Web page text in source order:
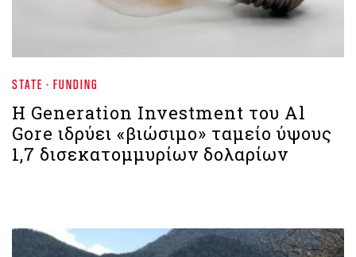
STATE - FUNDING
Η Generation Investment του Al
Gore ιδρύει «βιώσιμο» ταμείο ύψους
1,7 δισεκατομμυρίων δολαρίων